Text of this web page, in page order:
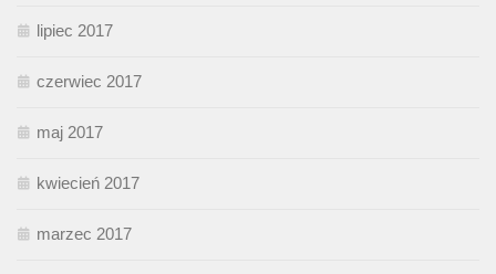
lipiec 2017
czerwiec 2017
maj 2017
kwiecień 2017
marzec 2017